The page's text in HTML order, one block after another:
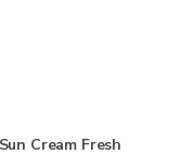
Cream Fresh